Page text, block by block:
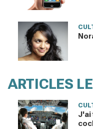
ARTICLES
J'ai